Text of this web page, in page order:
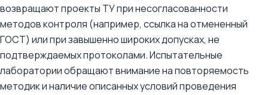
возвращают проекты ТУ при несогласованности
методов контроля (например, ссылка на отмененный
ГОСТ) или при завышенно широких допусках, не
подтверждаемых протоколами. Испытательные
лаборатории обращают внимание на повторяемость
методик и наличие описанных условий проведения